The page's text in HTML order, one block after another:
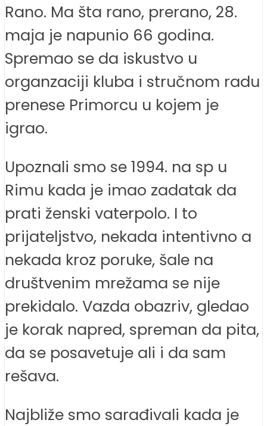
Rano. Ma šta rano, prerano, 28.
maja je napunio 66 godina.
Spremao se da iskustvo u
organzaciji kluba i stručnom radu
prenese Primorcu u kojem je
igrao.
Upoznali smo se 1994. na sp u
Rimu kada je imao zadatak da
prati ženski vaterpolo. I to
prijateljstvo, nekada intentivno a
nekada kroz poruke, šale na
društvenim mrežama se nije
prekidalo. Vazda obazriv, gledao
je korak napred, spreman da pita,
da se posavetuje ali i da sam
rešava.
Najbliže smo sarađivali kada je